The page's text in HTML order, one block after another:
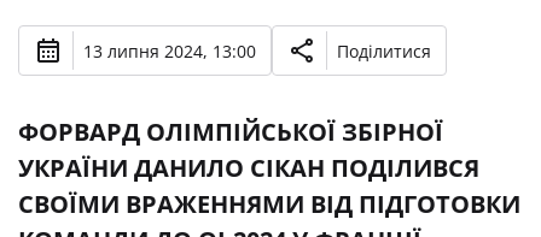
13 липня 2024, 13:00 Поділитися
ФОРВАРД ОЛІМПІЙСЬКОЇ ЗБІРНОЇ
УКРАЇНИ ДАНИЛО СІКАН ПОДІЛИВСЯ
СВОЇМИ ВРАЖЕННЯМИ ВІД ПІДГОТОВКИ